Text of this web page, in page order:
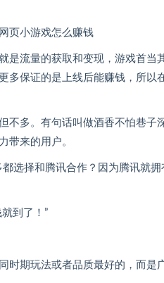
是流量的获取和变现，游戏首当
多保证的是上线后能赚钱，所以
不多。有句话叫做酒香不怕巷子
带来的用户。
选择和腾讯合作？因为腾讯就
到了！”
时期玩法或者品质最好的，而是